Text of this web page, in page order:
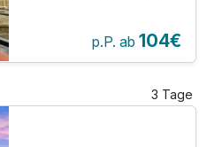
p.P. ab 104€
3 Tage